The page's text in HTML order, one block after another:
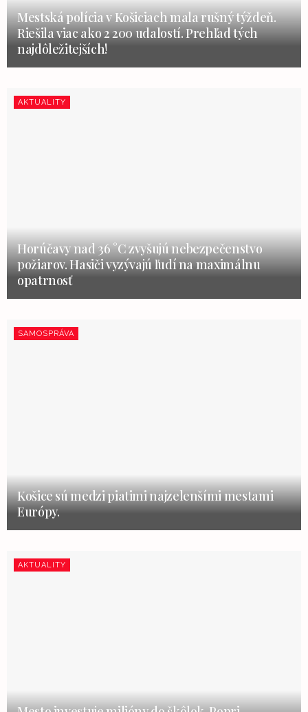
Mestská polícia v Košiciach mala rušný týždeň.
Riešila viac ako 2 200 udalostí. Prehľad tých
najdôležitejších!
AKTUALITY
Horúčavy nad 36 °C zvyšujú nebezpečenstvo
požiarov. Hasiči vyzývajú ľudí na maximálnu
opatrnosť
SAMOSPRÁVA
Košice sú medzi piatimi najzelenšími mestami
Európy.
AKTUALITY